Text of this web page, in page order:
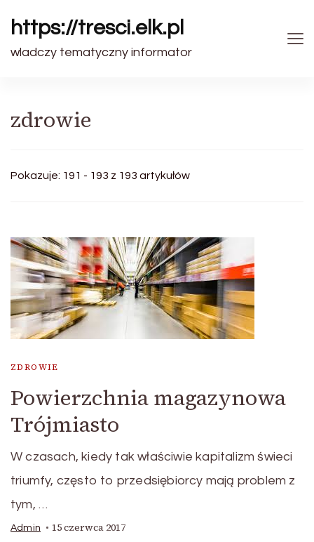
https://tresci.elk.pl
wladczy tematyczny informator
zdrowie
Pokazuje: 191 - 193 z 193 artykułów
ZDROWIE
Powierzchnia magazynowa
Trójmiasto
W czasach, kiedy tak właściwie kapitalizm świeci
triumfy, często to przedsiębiorcy mają problem z
tym, …
Admin 15 czerwca 2017